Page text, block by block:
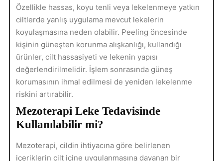
Özellikle hassas, koyu tenli veya lekelenmeye yatkın
ciltlerde yanlış uygulama mevcut lekelerin
koyulaşmasına neden olabilir. Peeling öncesinde
kişinin güneşten korunma alışkanlığı, kullandığı
ürünler, cilt hassasiyeti ve lekenin yapısı
değerlendirilmelidir. İşlem sonrasında güneş
korumasının ihmal edilmesi de yeniden lekelenme
riskini artırabilir.
Mezoterapi Leke Tedavisinde
Kullanılabilir mi?
Mezoterapi, cildin ihtiyacına göre belirlenen
içeriklerin cilt içine uygulanmasına dayanan bir